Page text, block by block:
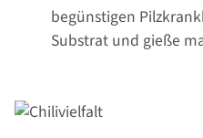
begünstigen
Substrat und gieße